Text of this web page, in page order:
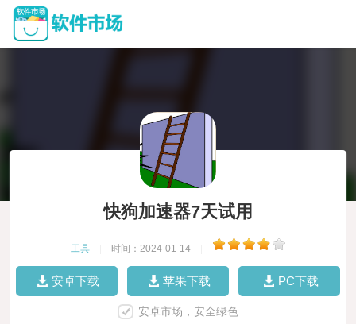
快狗加速器7天试用
工具 时间：2024-01-14
安卓下载 苹果下载 PC下载
安卓市场，安全绿色